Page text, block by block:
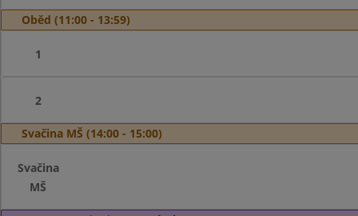
Oběd (11:00 - 13:59)
1
2
Svačina MŠ (14:00 - 15:00)
Svačina
MŠ